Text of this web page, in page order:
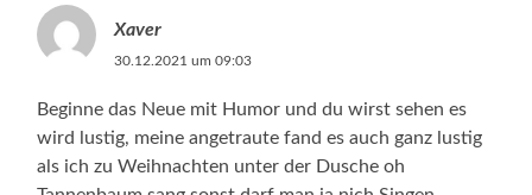
Xaver
30.12.2021 um 09:03
Beginne das Neue mit Humor und du wirst sehen es
wird lustig, meine angetraute fand es auch ganz lustig
als ich zu Weihnachten unter der Dusche oh